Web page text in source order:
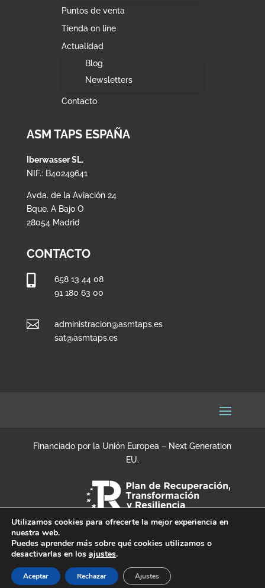
Puntos de venta
Tienda on line
Actualidad
Blog
Newsletters
Contacto
ASM TAPS ESPAÑA
Iberwasser SL.
NIF.: B40249641
Avda. de la Aviación 24
Bque. A Bajo O
28054 Madrid
CONTACTO
658 13 44 08
91 180 63 00

administracion@asmtaps.es
sat@asmtaps.es
Financiado por la Unión Europea – Next Generation
EU.
Utilizamos cookies para ofrecerte la mejor experiencia en
nuestra web.
Puedes aprender más sobre qué cookies utilizamos o
desactivarlas en los ajustes.
Aceptar Rechazar Ajustes